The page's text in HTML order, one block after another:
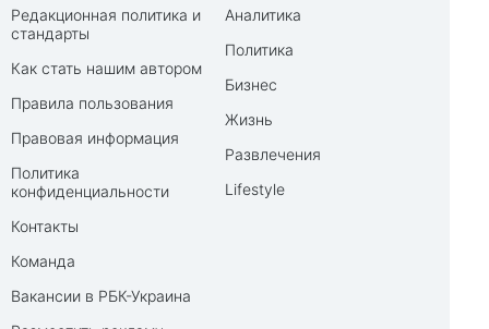
Редакционная политика и
стандарты
Как стать нашим автором
Правила пользования
Правовая информация
Политика
конфиденциальности
Контакты
Команда
Вакансии в РБК-Украина
Аналитика
Политика
Бизнес
Жизнь
Развлечения
Lifestyle